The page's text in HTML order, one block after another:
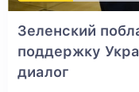
Зеленский
поддержку
диалог